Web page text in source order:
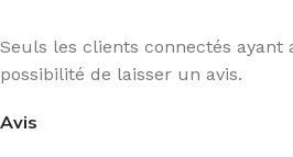
Avis
Seuls les clients connectés
possibilité de laisser un avis.